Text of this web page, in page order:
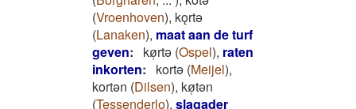
(Vroenhoven), kǫrtǝ
(Lanaken), maat aan de turf
geven: kø̜rtǝ (Ospel), raten
inkorten: kortǝ (Meijel),
kortǝn (Dilsen), kø̜tǝn
(Tessenderlo), slagader